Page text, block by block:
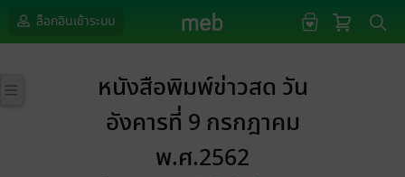
ล็อกอินเข้าระบบ
หนังสือพิมพ์ข่าวสด วัน
อังคารที่ 9 กรกฎาคม
พ.ศ.2562